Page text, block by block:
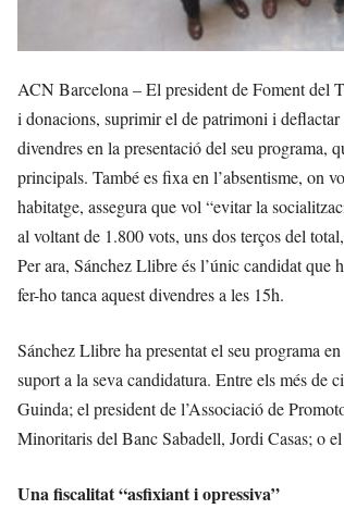
ACN Barcelona – El president de Foment del
i donacions, suprimir el de patrimoni i
divendres en la presentació del seu programa,
principals. També es fixa en l’absentisme, on
habitatge, assegura que vol “evitar la
al voltant de 1.800 vots, uns dos terços del
Per ara, Sánchez Llibre és l’únic candidat que
fer-ho tanca aquest divendres a les 15h.
Sánchez Llibre ha presentat el seu programa
suport a la seva candidatura. Entre els més de
Guinda; el president de l’Associació de
Minoritaris del Banc Sabadell, Jordi Casas; o
Una fiscalitat “asfixiant i opressiva”